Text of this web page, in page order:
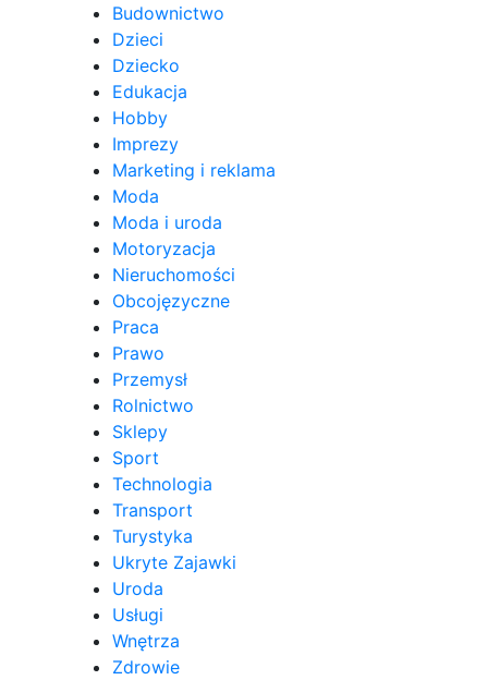
Budownictwo
Dzieci
Dziecko
Edukacja
Hobby
Imprezy
Marketing i reklama
Moda
Moda i uroda
Motoryzacja
Nieruchomości
Obcojęzyczne
Praca
Prawo
Przemysł
Rolnictwo
Sklepy
Sport
Technologia
Transport
Turystyka
Ukryte Zajawki
Uroda
Usługi
Wnętrza
Zdrowie